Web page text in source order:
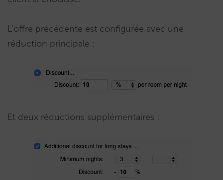
L’offre précédente est configurée avec une
réduction principale :
Et deux réductions supplémentaires :